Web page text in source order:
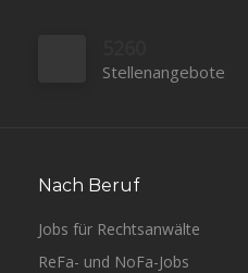
Stellenangebote
Nach Beruf
Jobs für Rechtsanwälte
ReFa- und NoFa-Jobs